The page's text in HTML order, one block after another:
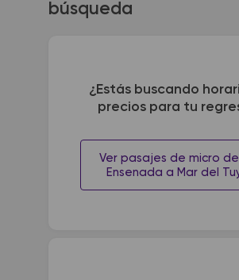
búsqueda
¿Estás buscando
precios para tu
Ver pasajes de micro
Ensenada a Mar del